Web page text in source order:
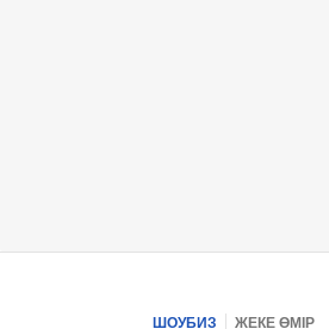
ШОУБИЗ ЖЕКЕ ӨМІР